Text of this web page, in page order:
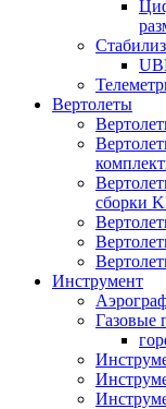
Вертолеты
сборки
Инструмент
Газовые